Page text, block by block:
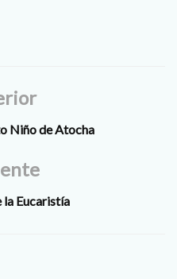
Niño de Atocha
la Eucaristía